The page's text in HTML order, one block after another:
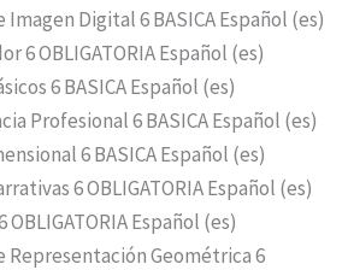
Digital 6 BASICA Español (es)
6 OBLIGATORIA Español (es)
6 BASICA Español (es)
Profesional 6 BASICA Español (es)
6 BASICA Español (es)
6 OBLIGATORIA Español (es)
Español (es)
Representación Geométrica 6